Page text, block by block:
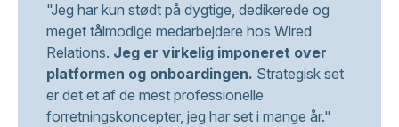
"Jeg har kun stødt på dygtige, dedikerede og
meget tålmodige medarbejdere hos Wired
Relations. Jeg er virkelig imponeret over
platformen og onboardingen. Strategisk set
er det et af de mest professionelle
forretningskoncepter, jeg har set i mange år."